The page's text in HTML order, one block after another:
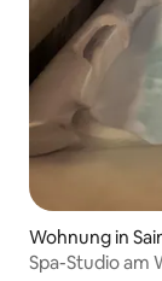
Wohnung in
Spa-Studio am